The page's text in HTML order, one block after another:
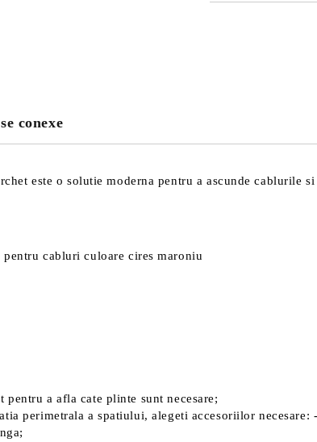
conexe
este o solutie moderna pentru a ascunde cablurile
pentru cabluri culoare cires maroniu
a afla cate plinte sunt necesare;
perimetrala a spatiului, alegeti accesoriilor